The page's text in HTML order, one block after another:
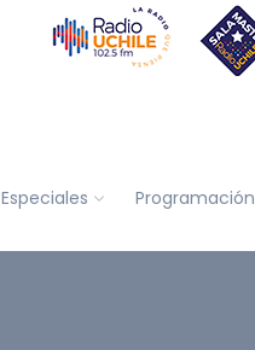
Especiales Programación